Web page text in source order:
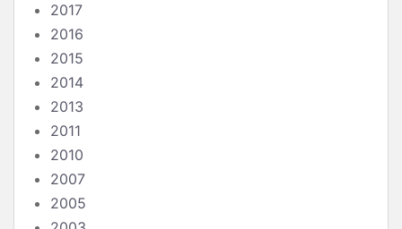
2017
2016
2015
2014
2013
2011
2010
2007
2005